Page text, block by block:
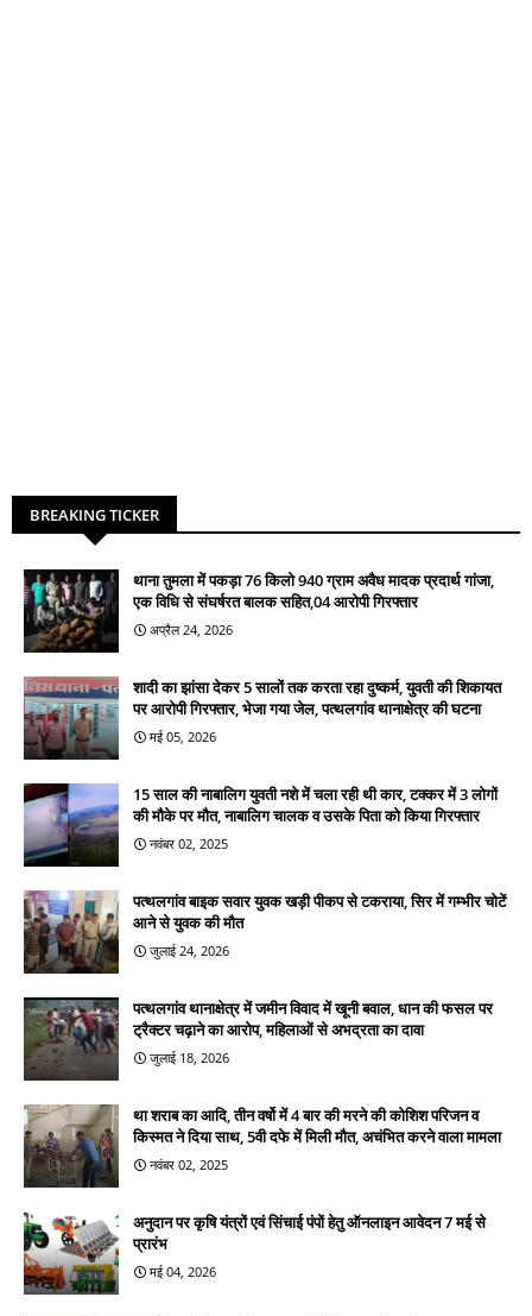
BREAKING TICKER
थाना तुमला में पकड़ा 76 किलो 940 ग्राम अवैध मादक प्रदार्थ गांजा,
एक विधि से संघर्षरत बालक सहित,04 आरोपी गिरफ्तार
अप्रैल 24, 2026
शादी का झांसा देकर 5 सालों तक करता रहा दुष्कर्म, युवती की शिकायत
पर आरोपी गिरफ्तार, भेजा गया जेल, पत्थलगांव थानाक्षेत्र की घटना
मई 05, 2026
15 साल की नाबालिग युवती नशे में चला रही थी कार, टक्कर में 3 लोगों
की मौके पर मौत, नाबालिग चालक व उसके पिता को किया गिरफ्तार
नवंबर 02, 2025
पत्थलगांव बाइक सवार युवक खड़ी पीकप से टकराया, सिर में गम्भीर चोटें
आने से युवक की मौत
जुलाई 24, 2026
पत्थलगांव थानाक्षेत्र में जमीन विवाद में खूनी बवाल, धान की फसल पर
ट्रैक्टर चढ़ाने का आरोप, महिलाओं से अभद्रता का दावा
जुलाई 18, 2026
था शराब का आदि, तीन वर्षो में 4 बार की मरने की कोशिश परिजन व
किस्मत ने दिया साथ, 5वी दफे में मिली मौत, अचंभित करने वाला मामला
नवंबर 02, 2025
अनुदान पर कृषि यंत्रों एवं सिंचाई पंपों हेतु ऑनलाइन आवेदन 7 मई से
प्रारंभ
मई 04, 2026